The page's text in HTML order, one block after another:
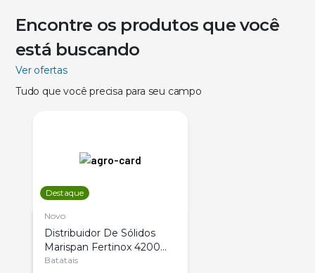
Encontre os produtos que você
está buscando
Ver ofertas
Tudo que você precisa para seu campo
Destaque
Novo
Distribuidor De Sólidos
Marispan Fertinox 4200
Citrus
Batatais